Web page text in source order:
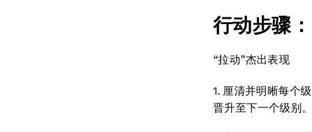
行动步骤：
“拉动”杰出表现
1. 厘清并明晰每个
晋升至下一个级别